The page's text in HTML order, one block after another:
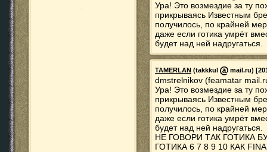
Ура! Это возмездие за ту
прикрываясь Известным
получилось, по крайней
даже если готика умрёт
будет над ней надругаться.
TAMERLAN (takkkul mail.ru)
dmstrelnikov (feamatar
Ура! Это возмездие за ту
прикрываясь Известным
получилось, по крайней
даже если готика умрёт
будет над ней надругаться.
НЕ ГОВОРИ ТАК ГОТИКА
ГОТИКА 6 7 8 9 10 КАК